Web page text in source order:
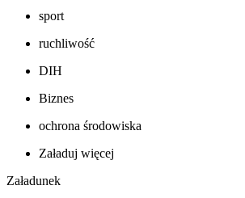
sport
ruchliwość
DIH
Biznes
ochrona środowiska
Załaduj więcej
Załadunek